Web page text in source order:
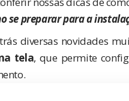
se preparar para a
diversas novidades
tela, que permite